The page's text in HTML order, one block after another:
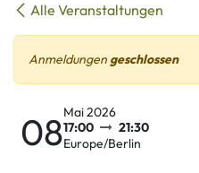
Alle Veranstaltungen
Anmeldungen geschlossen
08Mai 2026
17:00
21:30
Europe/Berlin